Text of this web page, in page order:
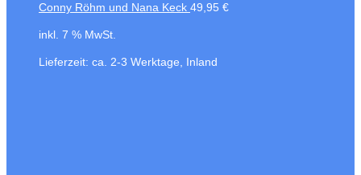
Conny Röhm und Nana Keck 49,95 €
inkl. 7 % MwSt.
Lieferzeit: ca. 2-3 Werktage, Inland